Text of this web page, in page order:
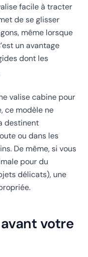
facile à tracter
de se glisser
même lorsque
un avantage
dont les
valise cabine pour
ce modèle ne
destinent
ou dans les
De même, si vous
pour du
délicats), une
votre